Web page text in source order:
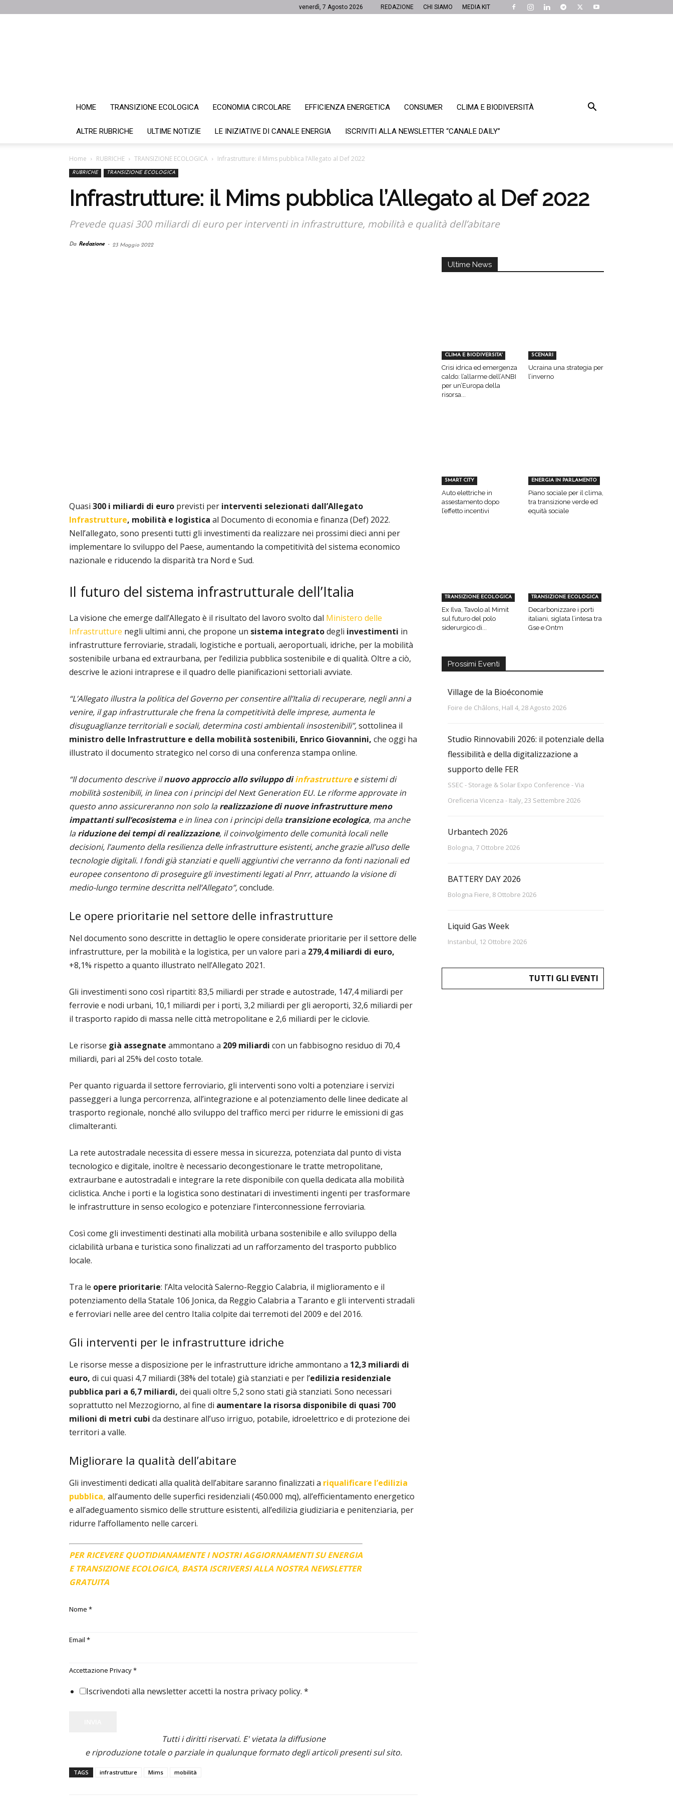
venerdì, 7 Agosto 2026 REDAZIONE CHI SIAMO MEDIA KIT
HOME TRANSIZIONE ECOLOGICA ECONOMIA CIRCOLARE EFFICIENZA ENERGETICA CONSUMER CLIMA E BIODIVERSITÀ
ALTRE RUBRICHE ULTIME NOTIZIE LE INIZIATIVE DI CANALE ENERGIA ISCRIVITI ALLA NEWSLETTER “CANALE DAILY”
Home RUBRICHE TRANSIZIONE ECOLOGICA Infrastrutture: il Mims pubblica l’Allegato al Def 2022
RUBRICHE TRANSIZIONE ECOLOGICA
Infrastrutture: il Mims pubblica l’Allegato al Def 2022
Prevede quasi 300 miliardi di euro per interventi in infrastrutture, mobilità e qualità dell’abitare
Da Redazione - 23 Maggio 2022
Quasi 300 i miliardi di euro previsti per interventi selezionati dall’Allegato
Infrastrutture, mobilità e logistica al Documento di economia e finanza (Def) 2022.
Nell’allegato, sono presenti tutti gli investimenti da realizzare nei prossimi dieci anni per
implementare lo sviluppo del Paese, aumentando la competitività del sistema economico
nazionale e riducendo la disparità tra Nord e Sud.
Il futuro del sistema infrastrutturale dell’Italia
La visione che emerge dall’Allegato è il risultato del lavoro svolto dal Ministero delle
Infrastrutture negli ultimi anni, che propone un sistema integratodegli investimenti in
infrastrutture ferroviarie, stradali, logistiche e portuali, aeroportuali, idriche, per la mobilità
sostenibile urbana ed extraurbana, per l’edilizia pubblica sostenibile e di qualità. Oltre a ciò,
descrive le azioni intraprese e il quadro delle pianificazioni settoriali avviate.
“L’Allegato illustra la politica del Governo per consentire all’Italia di recuperare, negli anni a
venire, il gap infrastrutturale che frena la competitività delle imprese, aumenta le
disuguaglianze territoriali e sociali, determina costi ambientali insostenibili”,sottolinea il
ministro delle Infrastrutture e della mobilità sostenibili, Enrico Giovannini, che oggi ha
illustrato il documento strategico nel corso di una conferenza stampa online.
“Il documento descrive ilnuovo approccio allo sviluppo diinfrastrutturee sistemi di
mobilità sostenibili, in linea con i principi del Next Generation EU. Le riforme approvate in
questo anno assicureranno non solo larealizzazione di nuove infrastrutture meno
impattanti sull’ecosistema e in linea con i principi della transizione ecologica, ma anche
lariduzione dei tempi di realizzazione, il coinvolgimento delle comunità locali nelle
decisioni, l’aumento della resilienza delle infrastrutture esistenti, anche grazie all’uso delle
tecnologie digitali. I fondi già stanziati e quelli aggiuntivi che verranno da fonti nazionali ed
europee consentono di proseguire gli investimenti legati al Pnrr, attuando la visione di
medio-lungo termine descritta nell’Allegato”,conclude.
Le opere prioritarie nel settore delle infrastrutture
Nel documento sono descritte in dettaglio le opere considerate prioritarie per il settore delle
infrastrutture, per la mobilità e la logistica, per un valore pari a 279,4 miliardi di euro,
+8,1% rispetto a quanto illustrato nell’Allegato 2021.
Gli investimenti sono così ripartiti: 83,5 miliardi per strade e autostrade, 147,4 miliardi per
ferrovie e nodi urbani, 10,1 miliardi per i porti, 3,2 miliardi per gli aeroporti, 32,6 miliardi per
il trasporto rapido di massa nelle città metropolitane e 2,6 miliardi per le ciclovie.
Le risorse già assegnate ammontano a 209 miliardi con un fabbisogno residuo di 70,4
miliardi, pari al 25% del costo totale.
Per quanto riguarda il settore ferroviario, gli interventi sono volti a potenziare i servizi
passeggeri a lunga percorrenza, all’integrazione e al potenziamento delle linee dedicate al
trasporto regionale, nonché allo sviluppo del traffico merci per ridurre le emissioni di gas
climalteranti.
La rete autostradale necessita di essere messa in sicurezza, potenziata dal punto di vista
tecnologico e digitale, inoltre è necessario decongestionare le tratte metropolitane,
extraurbane e autostradali e integrare la rete disponibile con quella dedicata alla mobilità
ciclistica. Anche i porti e la logistica sono destinatari di investimenti ingenti per trasformare
le infrastrutture in senso ecologico e potenziare l’interconnessione ferroviaria.
Così come gli investimenti destinati alla mobilità urbana sostenibile e allo sviluppo della
ciclabilità urbana e turistica sono finalizzati ad un rafforzamento del trasporto pubblico
locale.
Tra le opere prioritarie: l’Alta velocità Salerno-Reggio Calabria, il miglioramento e il
potenziamento della Statale 106 Jonica, da Reggio Calabria a Taranto e gli interventi stradali
e ferroviari nelle aree del centro Italia colpite dai terremoti del 2009 e del 2016.
Gli interventi per le infrastrutture idriche
Le risorse messe a disposizione per le infrastrutture idriche ammontano a 12,3 miliardi di
euro, di cui quasi 4,7 miliardi (38% del totale) già stanziati e per l’edilizia residenziale
pubblica pari a 6,7 miliardi, dei quali oltre 5,2 sono stati già stanziati. Sono necessari
soprattutto nel Mezzogiorno, al fine di aumentare la risorsa disponibile di quasi 700
milioni di metri cubi da destinare all’uso irriguo, potabile, idroelettrico e di protezione dei
territori a valle.
Migliorare la qualità dell’abitare
Gli investimenti dedicati alla qualità dell’abitare saranno finalizzati a riqualificare l’edilizia
pubblica, all’aumento delle superfici residenziali (450.000 mq), all’efficientamento energetico
e all’adeguamento sismico delle strutture esistenti, all’edilizia giudiziaria e penitenziaria, per
ridurre l’affollamento nelle carceri.
PER RICEVERE QUOTIDIANAMENTE I NOSTRI AGGIORNAMENTI SU ENERGIA
E TRANSIZIONE ECOLOGICA, BASTA ISCRIVERSI ALLA NOSTRA NEWSLETTER
GRATUITA
Nome *
Email *
Accettazione Privacy*
Iscrivendoti alla newsletter accetti la nostra privacy policy. *
Tutti i diritti riservati. E' vietata la diffusione
e riproduzione totale o parziale in qualunque formato degli articoli presenti sul sito.
TAGS infrastrutture Mims mobilità
Ultime News
CLIMA E BIODIVERSITA'
Crisi idrica ed emergenza
caldo: l’allarme dell’ANBI
per un’Europa della
risorsa...
SCENARI
Ucraina una strategia per
l’inverno
SMART CITY
Auto elettriche in
assestamento dopo
l’effetto incentivi
ENERGIA IN PARLAMENTO
Piano sociale per il clima,
tra transizione verde ed
equità sociale
TRANSIZIONE ECOLOGICA
Ex Ilva, Tavolo al Mimit
sul futuro del polo
siderurgico di...
TRANSIZIONE ECOLOGICA
Decarbonizzare i porti
italiani, siglata l’intesa tra
Gse e Ontm
Prossimi Eventi
Village de la Bioéconomie
Foire de Châlons, Hall 4, 28 Agosto 2026
Studio Rinnovabili 2026: il potenziale della
flessibilità e della digitalizzazione a
supporto delle FER
SSEC - Storage & Solar Expo Conference - Via
Oreficeria Vicenza - Italy, 23 Settembre 2026
Urbantech 2026
Bologna, 7 Ottobre 2026
BATTERY DAY 2026
Bologna Fiere, 8 Ottobre 2026
Liquid Gas Week
Instanbul, 12 Ottobre 2026
TUTTI GLI EVENTI